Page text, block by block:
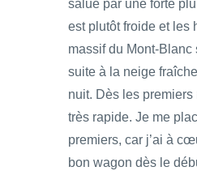
salué par une forte
est plutôt froide et les
massif du Mont-Blanc
suite à la neige
nuit. Dès les
très rapide. Je me
premiers, car j’ai à
bon wagon dès le